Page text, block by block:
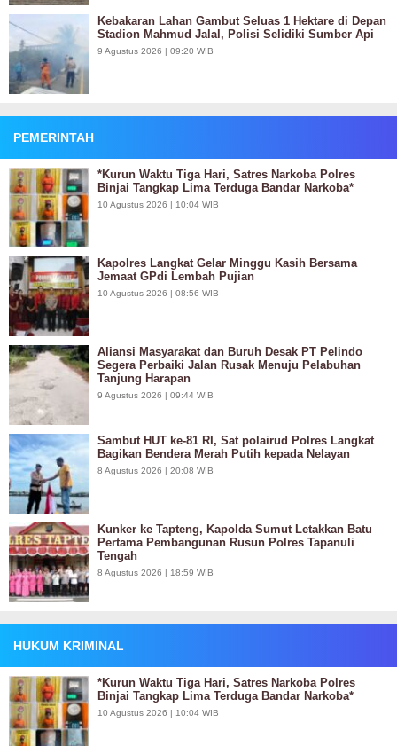
Kebakaran Lahan Gambut Seluas 1 Hektare di Depan
Stadion Mahmud Jalal, Polisi Selidiki Sumber Api
9 Agustus 2026 | 09:20 WIB
PEMERINTAH
*Kurun Waktu Tiga Hari, Satres Narkoba Polres
Binjai Tangkap Lima Terduga Bandar Narkoba*
10 Agustus 2026 | 10:04 WIB
Kapolres Langkat Gelar Minggu Kasih Bersama
Jemaat GPdi Lembah Pujian
10 Agustus 2026 | 08:56 WIB
Aliansi Masyarakat dan Buruh Desak PT Pelindo
Segera Perbaiki Jalan Rusak Menuju Pelabuhan
Tanjung Harapan
9 Agustus 2026 | 09:44 WIB
Sambut HUT ke-81 RI, Sat polairud Polres Langkat
Bagikan Bendera Merah Putih kepada Nelayan
8 Agustus 2026 | 20:08 WIB
Kunker ke Tapteng, Kapolda Sumut Letakkan Batu
Pertama Pembangunan Rusun Polres Tapanuli
Tengah
8 Agustus 2026 | 18:59 WIB
HUKUM KRIMINAL
*Kurun Waktu Tiga Hari, Satres Narkoba Polres
Binjai Tangkap Lima Terduga Bandar Narkoba*
10 Agustus 2026 | 10:04 WIB